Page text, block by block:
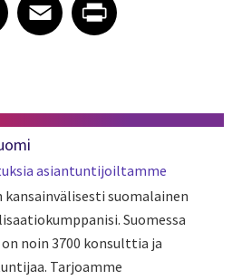
on Facebook
Facebook
Share article on Email
EmailShare article on Print
asiantuntijoiltamme
kansainvälisesti suomalainen
Suomessa
noin 3700 konsulttia ja
Tarjoamme